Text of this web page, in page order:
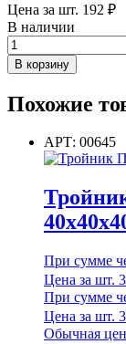
Цена за шт. 192 ₽
В наличии
Количество
товара
Тройник
компрессионный
В корзину
Похожие
АРТ: 00645
При сумме
Цена за шт.
При сумме
Цена за шт.
Обычная